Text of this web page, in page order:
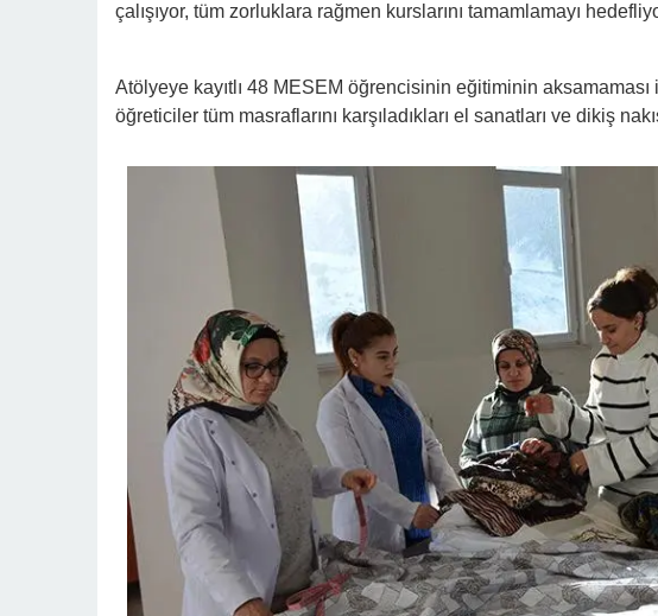
çalışıyor, tüm zorluklara rağmen kurslarını tamamlamayı
Atölyeye kayıtlı 48 MESEM öğrencisinin eğitiminin
öğreticiler tüm masraflarını karşıladıkları el sanatları ve dikiş